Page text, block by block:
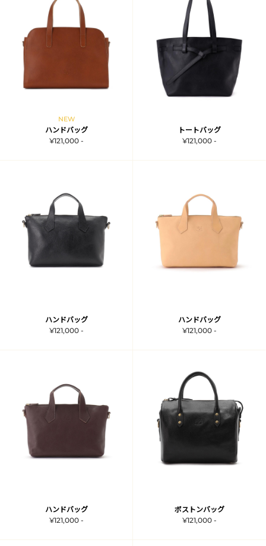
NEW
ハンドバッグ
¥121,000 -
トートバッグ
¥121,000 -
ハンドバッグ
¥121,000 -
ハンドバッグ
¥121,000 -
ハンドバッグ
¥121,000 -
ボストンバッグ
¥121,000 -